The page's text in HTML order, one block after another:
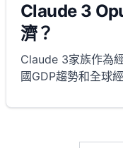
Claude 3
濟？
Claude 3家族作為
國GDP趨勢和全球